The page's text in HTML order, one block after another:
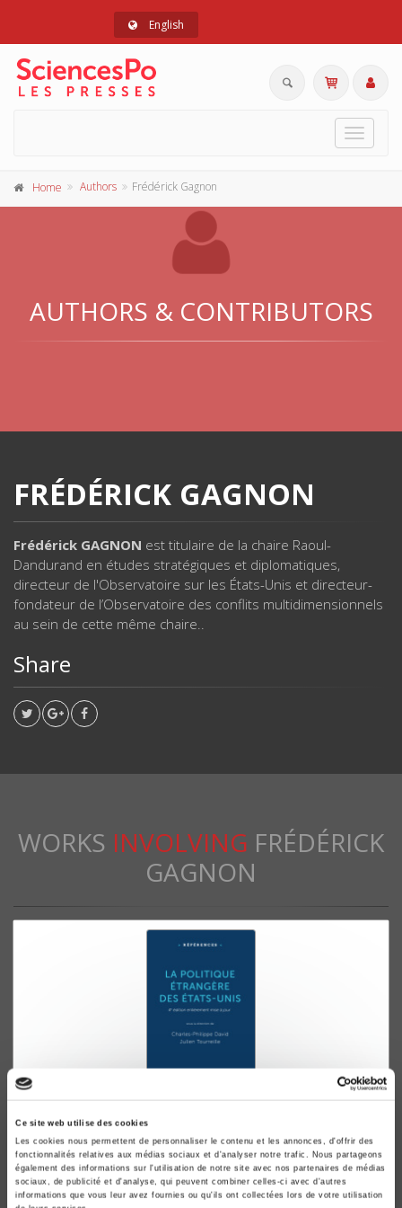
Ce site web utilise des cookies
Les cookies nous permettent de personnaliser le contenu et les annonces, d'offrir des
fonctionnalités relatives aux médias sociaux et d'analyser notre trafic. Nous partageons
également des informations sur l'utilisation de notre site avec nos partenaires de médias
sociaux, de publicité et d'analyse, qui peuvent combiner celles-ci avec d'autres
informations que vous leur avez fournies ou qu'ils ont collectées lors de votre utilisation
English
Toggle
Home Authors Frédérick Gagnon
AUTHORS & CONTRIBUTORS
FRÉDÉRICK GAGNON
Frédérick GAGNON est titulaire de la chaire Raoul-
Dandurand en études stratégiques et diplomatiques,
directeur de l'Observatoire sur les États-Unis et directeur-
fondateur de l’Observatoire des conflits multidimensionnels
au sein de cette même chaire..
Share
WORKS INVOLVING FRÉDÉRICK
GAGNON
La politique étrangère des Etats-Unis
Fondements, acteurs, formulation
Charles-Philippe David, Julien Tourreille